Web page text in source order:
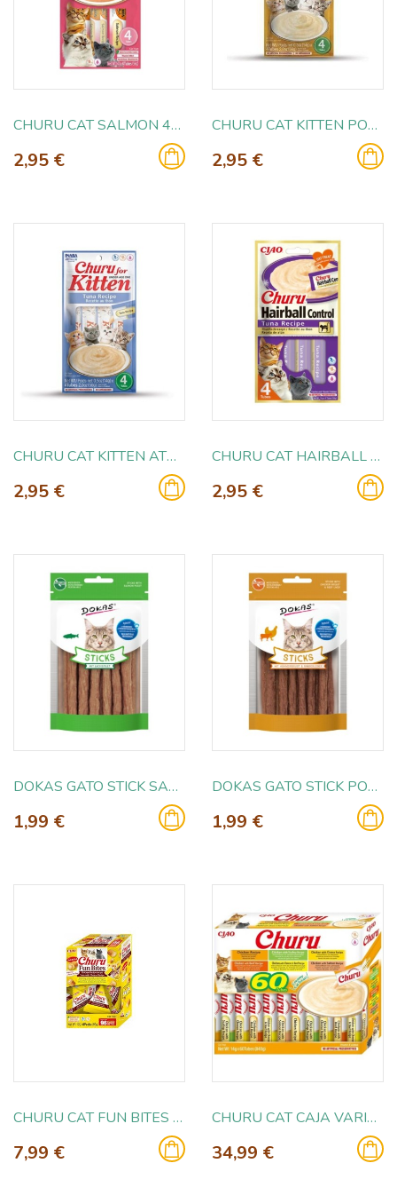
CHURU CAT SALMON 4X14GR
2,95 €
CHURU CAT KITTEN POLLO 4X14GR
2,95 €
CHURU CAT KITTEN ATUN 4X14GR
2,95 €
CHURU CAT HAIRBALL ATUN 4X14GR
2,95 €
DOKAS GATO STICK SALMON 30GR
1,99 €
DOKAS GATO STICK POLLO Y HIGADO 30GR
1,99 €
CHURU CAT FUN BITES POLLO CON QUESO 8X12GR
7,99 €
CHURU CAT CAJA VARIEDADES POLLO 60X14GR
34,99 €